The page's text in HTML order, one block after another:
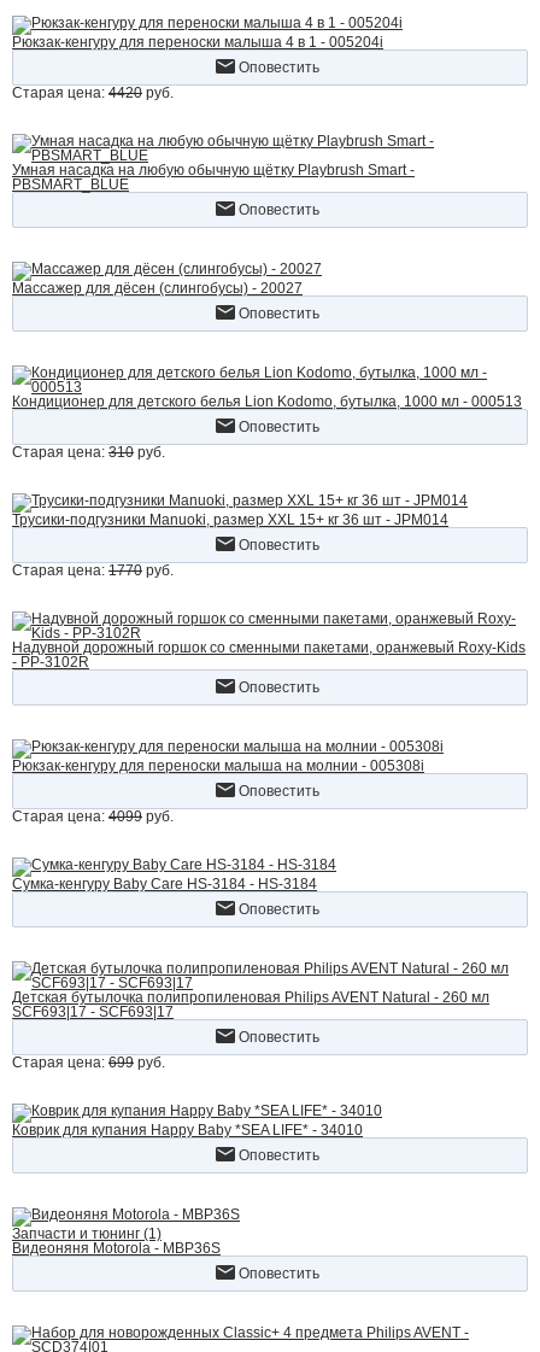
Рюкзак-кенгуру для переноски малыша 4 в 1 - 005204i
Оповестить
Старая цена: 4420 руб.
Умная насадка на любую обычную щётку Playbrush Smart -
PBSMART_BLUE
Оповестить
Массажер для дёсен (слингобусы) - 20027
Оповестить
Кондиционер для детского белья Lion Kodomo, бутылка, 1000 мл - 000513
Оповестить
Старая цена: 310 руб.
Трусики-подгузники Manuoki, размер XXL 15+ кг 36 шт - JPM014
Оповестить
Старая цена: 1770 руб.
Надувной дорожный горшок со сменными пакетами, оранжевый Roxy-Kids
- PP-3102R
Оповестить
Рюкзак-кенгуру для переноски малыша на молнии - 005308i
Оповестить
Старая цена: 4099 руб.
Сумка-кенгуру Baby Care HS-3184 - HS-3184
Оповестить
Детская бутылочка полипропиленовая Philips AVENT Natural - 260 мл
SCF693|17 - SCF693|17
Оповестить
Старая цена: 699 руб.
Коврик для купания Happy Baby *SEA LIFE* - 34010
Оповестить
Запчасти и тюнинг (1)
Видеоняня Motorola - MBP36S
Оповестить